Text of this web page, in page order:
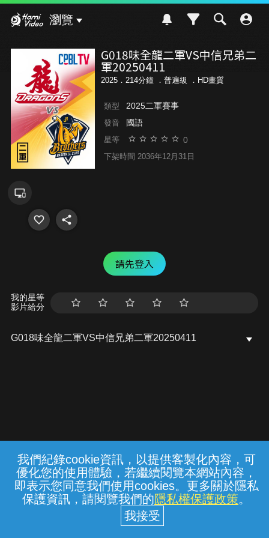
我們紀錄cookie資訊，以提供客製化內容，可
優化您的使用體驗，若繼續閱覽本網站內容，
即表示您同意我們使用cookies。更多關於隱私
保護資訊，請閱覽我們的隱私權保護政策。
瀏覽
G018味全龍二軍VS中信兄弟二
軍20250411
2025．214分鐘 ． 普遍級 ．HD畫質
類型 2025二軍賽事
發音 國語
星等 0
下架時間 2036年12月31日
請先登入
我的星等
影片給分
G018味全龍二軍VS中信兄弟二軍20250411
常見問題 線上客服 服務條款 隱私權保護
中華電信股份有限公司個人家庭分公司
(統一編號：96979949) © 2026
{{notifyMsg}}